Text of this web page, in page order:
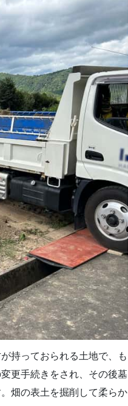
持っておられる土地で、も
更手続きをされ、その後墓
畑の表土を掘削して柔らか